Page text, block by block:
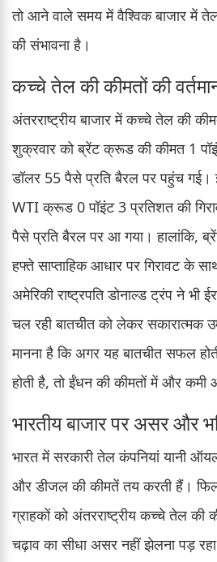
तो आने वाले समय में वैश्विक बाजार में
की संभावना है।
कच्चे तेल की कीमतों की
अंतरराष्ट्रीय बाजार में कच्चे तेल की
शुक्रवार को ब्रेंट क्रूड की कीमत 1
डॉलर 55 पैसे प्रति बैरल पर पहुंच गई।
WTI क्रूड 0 पॉइंट 3 प्रतिशत की
पैसे प्रति बैरल पर आ गया। हालांकि,
हफ्ते साप्ताहिक आधार पर गिरावट के
अमेरिकी राष्ट्रपति डोनाल्ड ट्रंप ने भी
चल रही बातचीत को लेकर सकारात्मक
मानना है कि अगर यह बातचीत सफल
होती है, तो ईंधन की कीमतों में और
भारतीय बाजार पर असर और
भारत में सरकारी तेल कंपनियां यानी
और डीजल की कीमतें तय करती हैं।
ग्राहकों को अंतरराष्ट्रीय कच्चे तेल की
चढ़ाव का सीधा असर नहीं झेलना पड़